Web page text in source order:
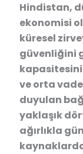
Hindistan,
ekonomisi
küresel
güvenliğini
kapasitesini
ve orta
duyulan
yaklaşık
ağırlıkla